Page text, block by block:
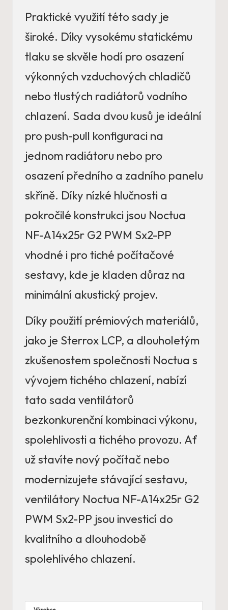
Praktické využití této sady je
široké. Díky vysokému statickému
tlaku se skvěle hodí pro osazení
výkonných vzduchových chladičů
nebo tlustých radiátorů vodního
chlazení. Sada dvou kusů je ideální
pro push-pull konfiguraci na
jednom radiátoru nebo pro
osazení předního a zadního panelu
skříně. Díky nízké hlučnosti a
pokročilé konstrukci jsou Noctua
NF-A14x25r G2 PWM Sx2-PP
vhodné i pro tiché počítačové
sestavy, kde je kladen důraz na
minimální akustický projev.
Díky použití prémiových materiálů,
jako je Sterrox LCP, a dlouholetým
zkušenostem společnosti Noctua s
vývojem tichého chlazení, nabízí
tato sada ventilátorů
bezkonkurenční kombinaci výkonu,
spolehlivosti a tichého provozu. Ať
už stavíte nový počítač nebo
modernizujete stávající sestavu,
ventilátory Noctua NF-A14x25r G2
PWM Sx2-PP jsou investicí do
kvalitního a dlouhodobě
spolehlivého chlazení.